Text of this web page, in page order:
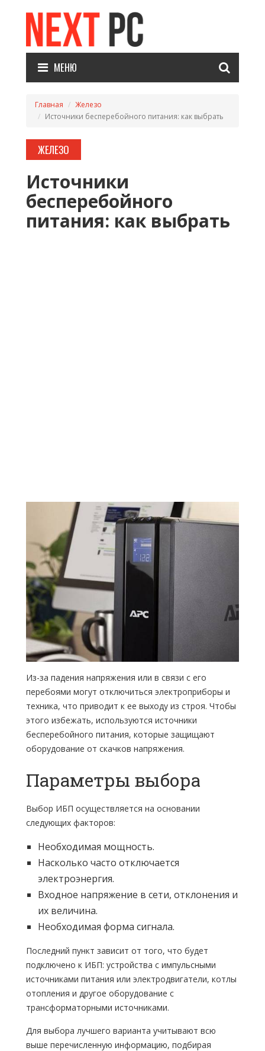
МЕНЮ
Главная
Железо
Источники бесперебойного питания: как выбрать
ЖЕЛЕЗО
Источники
бесперебойного
питания: как выбрать
Из-за падения напряжения или в связи с его
перебоями могут отключиться электроприборы и
техника, что приводит к ее выходу из строя. Чтобы
этого избежать, используются источники
бесперебойного питания, которые защищают
оборудование от скачков напряжения.
Параметры выбора
Выбор ИБП осуществляется на основании
следующих факторов:
Необходимая мощность.
Насколько часто отключается
электроэнергия.
Входное напряжение в сети, отклонения и
их величина.
Необходимая форма сигнала.
Последний пункт зависит от того, что будет
подключено к ИБП: устройства с импульсными
источниками питания или электродвигатели, котлы
отопления и другое оборудование с
трансформаторными источниками.
Для выбора лучшего варианта учитывают всю
выше перечисленную информацию, подбирая